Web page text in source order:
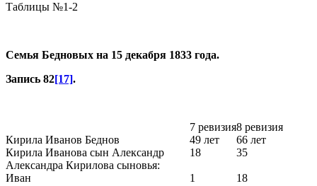
Таблицы №1-2
Семья Бедновых на 15 декабря 1833 года.
Запись 82[17].
7 ревизия8 ревизия
Кирила Иванов Беднов
49 лет
66 лет
Кирила Иванова сын Александр
18
35
Александра Кирилова сыновья:
Иван
1
18